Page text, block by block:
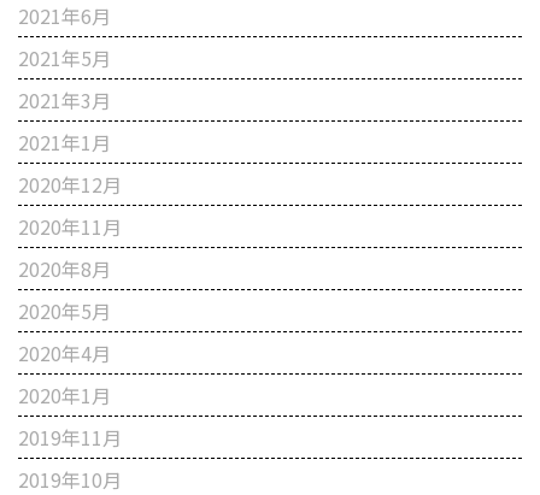
2021年6月
2021年5月
2021年3月
2021年1月
2020年12月
2020年11月
2020年8月
2020年5月
2020年4月
2020年1月
2019年11月
2019年10月